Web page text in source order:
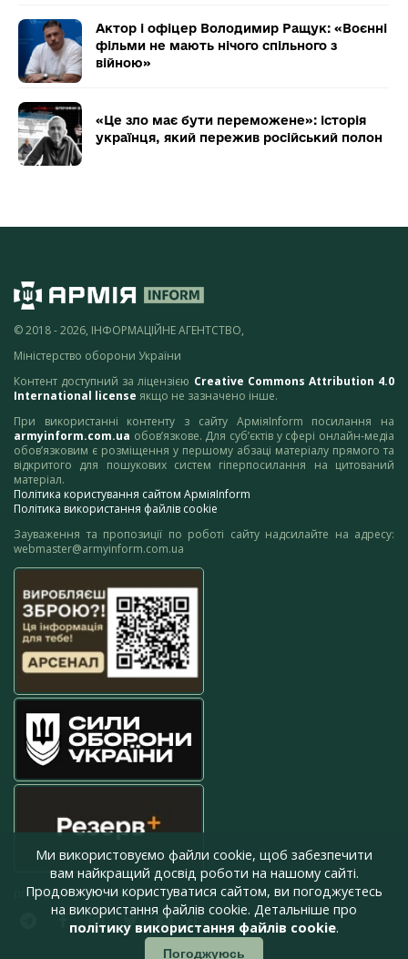
Актор і офіцер Володимир Ращук: «Воєнні
фільми не мають нічого спільного з
війною»
«Це зло має бути переможене»: історія
українця, який пережив російський полон
© 2018 - 2026, ІНФОРМАЦІЙНЕ АГЕНТСТВО,
Міністерство оборони України
Контент доступний за ліцензією Creative Commons Attribution 4.0
International license якщо не зазначено інше.
При використанні контенту з сайту АрміяInform посилання на
armyinform.com.ua обов’язкове. Для суб’єктів у сфері онлайн-медіа
обов’язковим є розміщення у першому абзаці матеріалу прямого та
відкритого для пошукових систем гіперпосилання на цитований
матеріал.
Політика користування сайтом АрміяInform
Політика використання файлів cookie
Зауваження та пропозиції по роботі сайту надсилайте на адресу:
webmaster@armyinform.com.ua
press@armyinform.com.ua
Ми використовуємо файли cookie, щоб забезпечити
вам найкращий досвід роботи на нашому сайті.
Продовжуючи користуватися сайтом, ви погоджуєтесь
на використання файлів cookie. Детальніше про
політику використання файлів cookie.
Погоджуюсь